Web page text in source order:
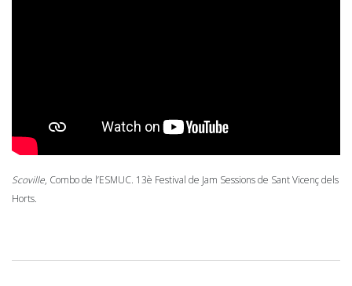
Scoville, Combo de l’ESMUC. 13è Festival de Jam Sessions de Sant Vicenç dels
Horts.